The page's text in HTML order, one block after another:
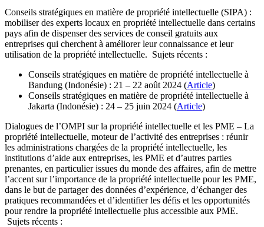
Conseils stratégiques en matière de propriété intellectuelle (SIPA) :
mobiliser des experts locaux en propriété intellectuelle dans certains
pays afin de dispenser des services de conseil gratuits aux
entreprises qui cherchent à améliorer leur connaissance et leur
utilisation de la propriété intellectuelle. Sujets récents :
Conseils stratégiques en matière de propriété intellectuelle à
Bandung (Indonésie) : 21 – 22 août 2024 (Article)
Conseils stratégiques en matière de propriété intellectuelle à
Jakarta (Indonésie) : 24 – 25 juin 2024 (Article)
Dialogues de l’OMPI sur la propriété intellectuelle et les PME – La
propriété intellectuelle, moteur de l’activité des entreprises : réunir
les administrations chargées de la propriété intellectuelle, les
institutions d’aide aux entreprises, les PME et d’autres parties
prenantes, en particulier issues du monde des affaires, afin de mettre
l’accent sur l’importance de la propriété intellectuelle pour les PME,
dans le but de partager des données d’expérience, d’échanger des
pratiques recommandées et d’identifier les défis et les opportunités
pour rendre la propriété intellectuelle plus accessible aux PME.
Sujets récents :